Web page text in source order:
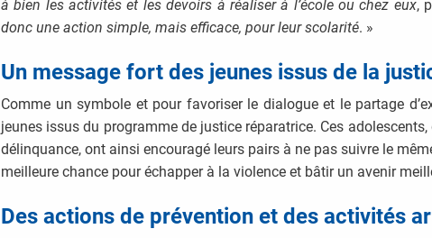
à bien les activités et les devoirs à réaliser à l’école ou chez eux,
donc une action simple, mais efficace, pour leur scolarité. »
Un message fort des jeunes issus de la
Comme un symbole et pour favoriser le dialogue et le partage
jeunes issus du programme de justice réparatrice. Ces
délinquance, ont ainsi encouragé leurs pairs à ne pas suivre le
meilleure chance pour échapper à la violence et bâtir un avenir
Des actions de prévention et des activités